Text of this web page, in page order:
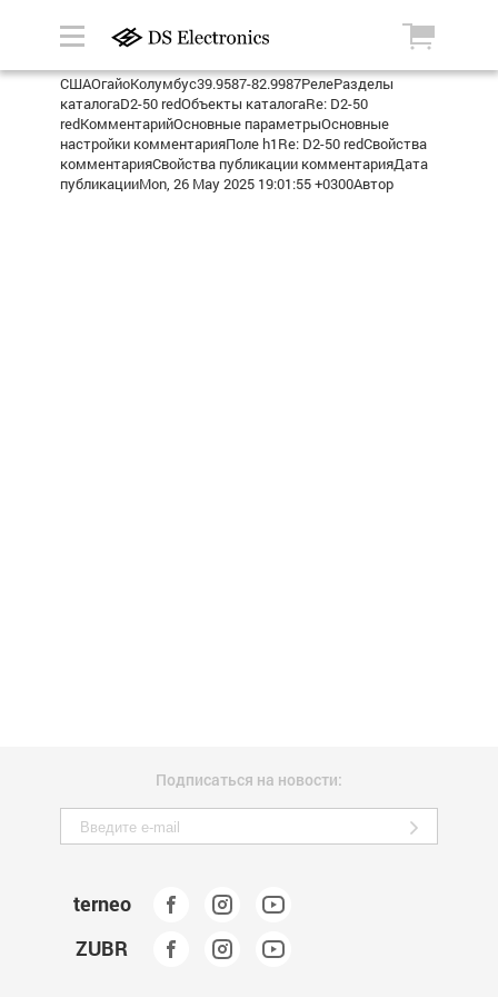
СШАОгайоКолумбус39.9587-82.9987РелеРазделы
каталогаD2-50 redОбъекты каталогаRe: D2-50
redКомментарийОсновные параметрыОсновные
настройки комментарияПоле h1Re: D2-50 redСвойства
комментарияСвойства публикации комментарияДата
публикацииMon, 26 May 2025 19:01:55 +0300Автор
Подписаться на новости:
terneo
ZUBR